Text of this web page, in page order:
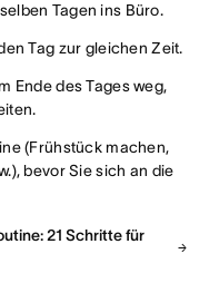
Tagen ins Büro.
Tag zur gleichen Zeit.
Ende des Tages weg,
(Frühstück machen,
bevor Sie sich an die
21 Schritte für